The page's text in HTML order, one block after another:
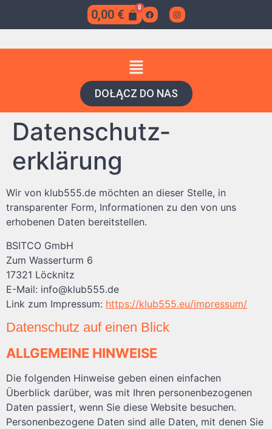
0,00 €
DOŁĄCZ DO NAS
Datenschutz­
erklärung
Wir von klub555.de möchten an dieser Stelle, in
transparenter Form, Informationen zu den von uns
erhobenen Daten bereitstellen.
BSITCO GmbH
Zum Wasserturm 6
17321 Löcknitz
E-Mail: info@klub555.de
Link zum Impressum: https://klub555.eu/impressum/
Datenschutz auf einen Blick
ALLGEMEINE HINWEISE
Die folgenden Hinweise geben einen einfachen
Überblick darüber, was mit Ihren personenbezogenen
Daten passiert, wenn Sie diese Website besuchen.
Personenbezogene Daten sind alle Daten, mit denen Sie